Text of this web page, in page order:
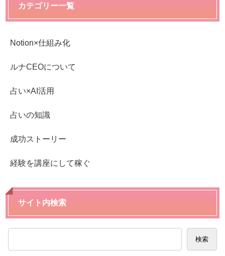
カテゴリー一覧
Notion×仕組み化
ルナCEOについて
占い×AI活用
占いの知識
成功ストーリー
経験を講座にして稼ぐ
サイト内検索
検索